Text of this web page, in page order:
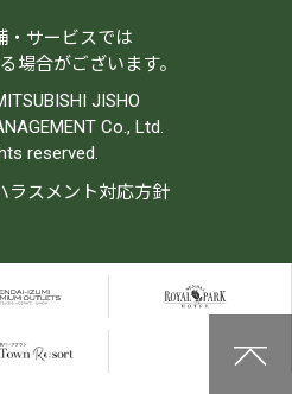
サービスでは
場合がございます。
JISHO
Co., Ltd.
reserved.
ラスメント対応方針